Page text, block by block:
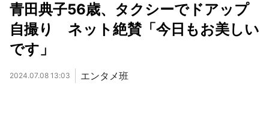
青田典子56歳、タクシーでドアップ
自撮り ネット絶賛「今日もお美しい
です」
2024.07.08 13:03 エンタメ班